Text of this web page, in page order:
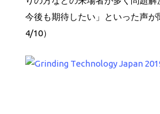
今後も期待したい」といった声が
4/10）